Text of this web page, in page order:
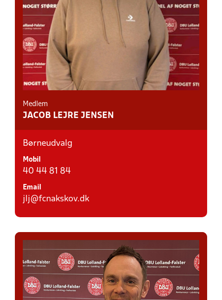
Medlem
JACOB LEJRE JENSEN
Børneudvalg
Mobil
40 44 81 84
Email
jlj@fcnakskov.dk